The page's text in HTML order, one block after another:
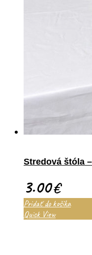
Stredová štóla
3.00€
Pridať do košíka
Quick View